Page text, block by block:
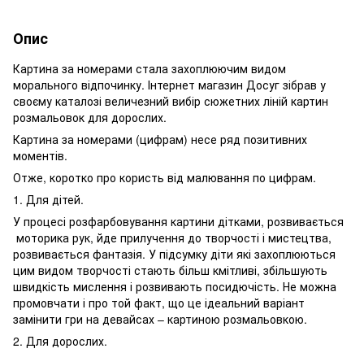
Опис
Картина за номерами стала захоплюючим видом
морального відпочинку. Інтернет магазин Досуг зібрав у
своєму каталозі величезний вибір сюжетних ліній картин
розмальовок для дорослих.
Картина за номерами (цифрам) несе ряд позитивних
моментів.
Отже, коротко про користь від малювання по цифрам.
1. Для дітей.
У процесі розфарбовування картини дітками, розвивається
моторика рук, йде прилучення до творчості і мистецтва,
розвивається фантазія. У підсумку діти які захоплюються
цим видом творчості стають більш кмітливі, збільшують
швидкість мислення і розвивають посидючість. Не можна
промовчати і про той факт, що це ідеальний варіант
замінити гри на девайсах – картиною розмальовкою.
2. Для дорослих.